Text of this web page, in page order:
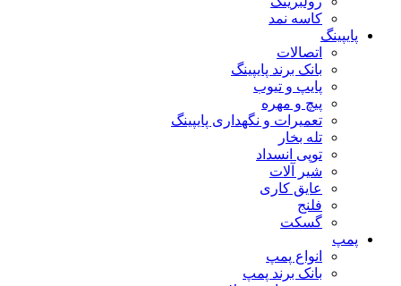
کاسه نمد
پایپینگ
اتصالات
بانک برند پایپینگ
پایپ و تیوب
پیچ و مهره
تعمیرات و نگهداری پایپینگ
تله بخار
توپی انسداد
شیر آلات
عایق کاری
فلنج
گسکت
پمپ
انواع پمپ
بانک برند پمپ